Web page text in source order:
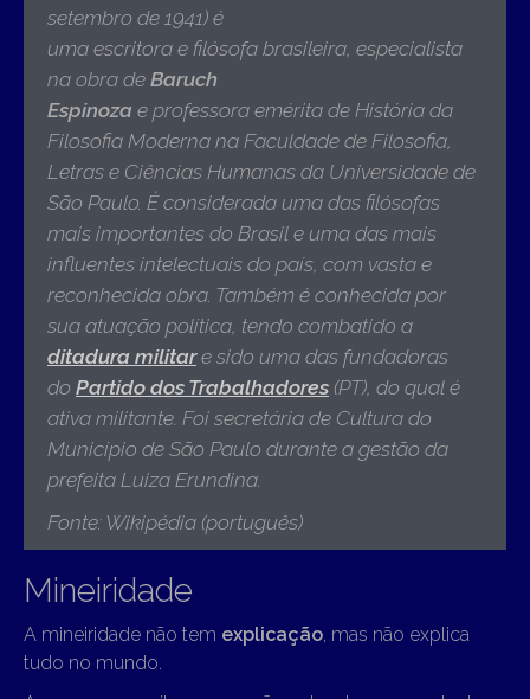
setembro de 1941) é
uma escritora e filósofa brasileira, especialista
na obra de Baruch
Espinoza e professora emérita de História da
Filosofia Moderna na Faculdade de Filosofia,
Letras e Ciências Humanas da Universidade de
São Paulo. É considerada uma das filósofas
mais importantes do Brasil e uma das mais
influentes intelectuais do país, com vasta e
reconhecida obra. Também é conhecida por
sua atuação política, tendo combatido a
ditadura militare sido uma das fundadoras
do Partido dos Trabalhadores (PT), do qual é
ativa militante. Foi secretária de Cultura do
Município de São Paulo durante a gestão da
prefeita Luiza Erundina
Fonte: Wikipédia (português)
Mineiridade
A mineiridade não tem explicação, mas não explica
tudo no mundo.